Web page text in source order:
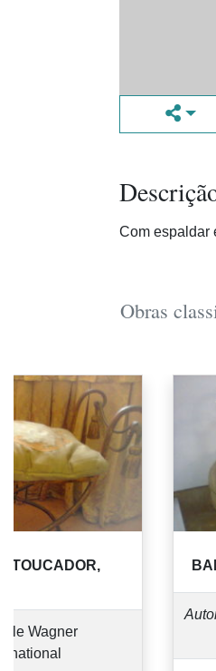
Com espaldar
Obras
Wagner
Autor